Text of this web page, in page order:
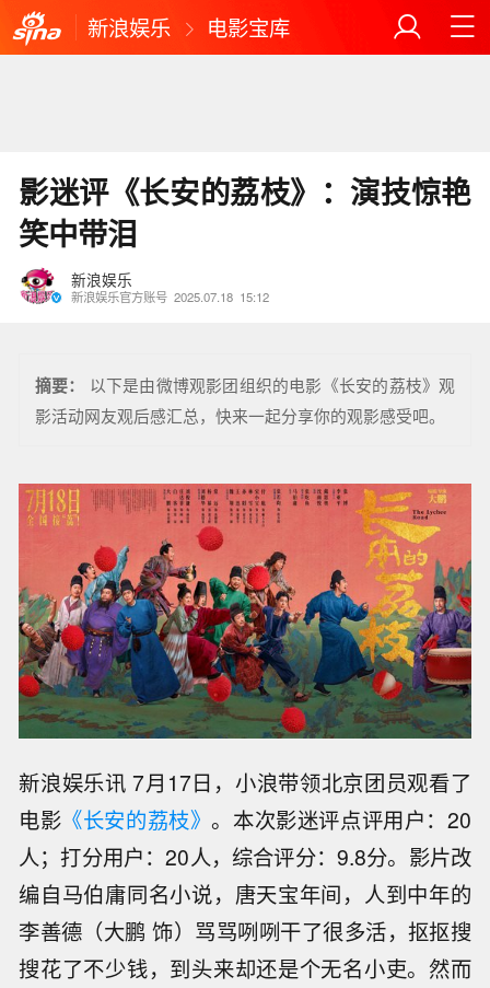
新浪娱乐 电影宝库
影迷评《长安的荔枝》：演技惊艳
笑中带泪
新浪娱乐
新浪娱乐官方账号 2025.07.18 15:12
摘要：
以下是由微博观影团组织的电影《长安的荔枝》观
影活动网友观后感汇总，快来一起分享你的观影感受吧。
新浪娱乐讯 7月17日，小浪带领北京团员观看了
电影 《长安的荔枝》 。本次影迷评点评用户：20
人；打分用户：20人，综合评分：9.8分。影片改
编自马伯庸同名小说，唐天宝年间，人到中年的
李善德（大鹏 饰）骂骂咧咧干了很多活，抠抠搜
搜花了不少钱，到头来却还是个无名小吏。然而